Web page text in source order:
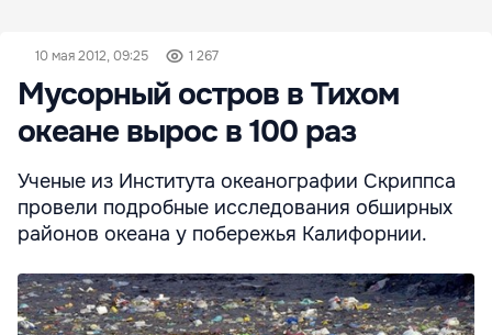
10 мая 2012, 09:25 1 267
Мусорный остров в Тихом
океане вырос в 100 раз
Ученые из Института океанографии Скриппса
провели подробные исследования обширных
районов океана у побережья Калифорнии.